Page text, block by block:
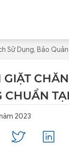
Sử Dụng, Bảo Quản
GIẶT
2023